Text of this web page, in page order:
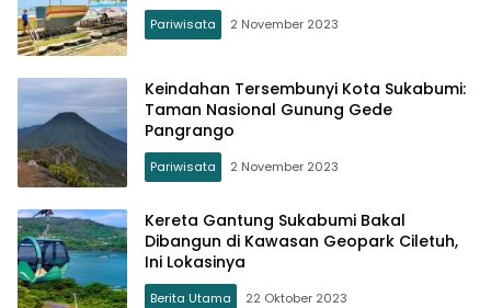
Pariwisata 2 November 2023
Keindahan Tersembunyi Kota Sukabumi:
Taman Nasional Gunung Gede
Pangrango
Pariwisata 2 November 2023
Kereta Gantung Sukabumi Bakal
Dibangun di Kawasan Geopark Ciletuh,
Ini Lokasinya
Berita Utama 22 Oktober 2023